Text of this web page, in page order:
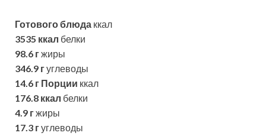
Готового блюда ккал
3535 ккал белки
98.6 гжиры
346.9 гуглеводы
14.6 г Порции ккал
176.8 ккал белки
4.9 гжиры
17.3 гуглеводы